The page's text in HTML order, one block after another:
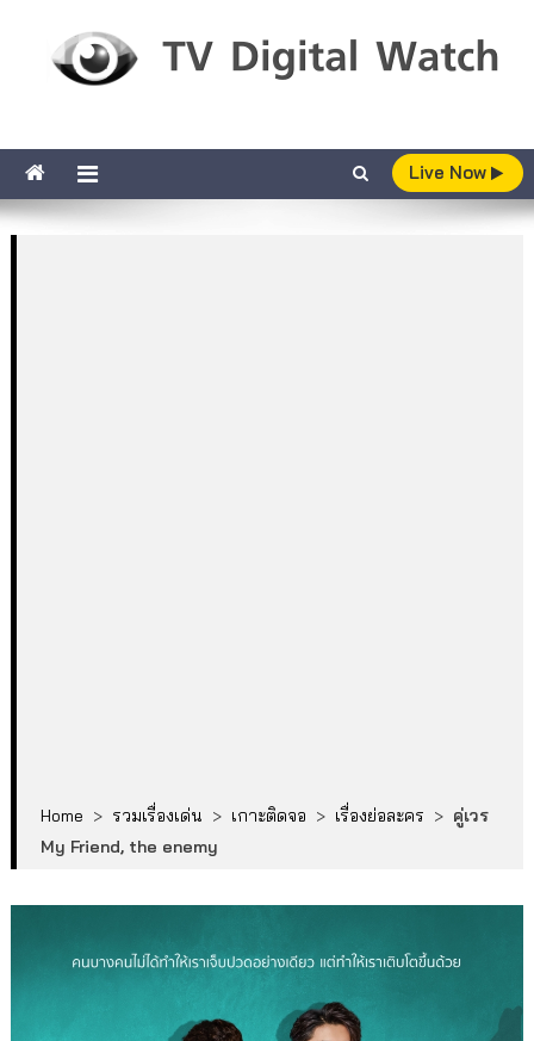
Live Now
Home > รวมเรื่องเด่น > เกาะติดจอ > เรื่องย่อละคร > คู่เวร
My Friend, the enemy